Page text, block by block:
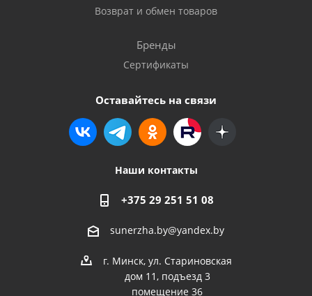
Возврат и обмен товаров
Бренды
Сертификаты
Оставайтесь на связи
Наши контакты
+375 29 251 51 08
sunerzha.by@yandex.by
г. Минск, ул. Стариновская
дом 11, подъезд 3
помещение 36